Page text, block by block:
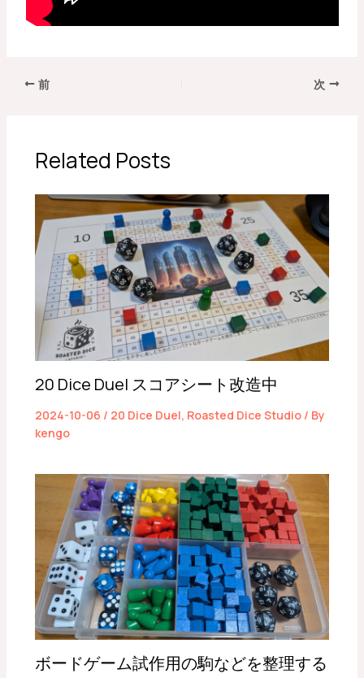
前 次
Related Posts
20 Dice Duel スコアシート改造中
2024-10-06 / 20 Dice Duel, Roasted Dice Studio/ By
kengo
ボードゲーム試作用の駒などを整理する